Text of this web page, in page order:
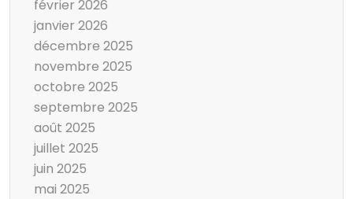
février 2026
janvier 2026
décembre 2025
novembre 2025
octobre 2025
septembre 2025
août 2025
juillet 2025
juin 2025
mai 2025